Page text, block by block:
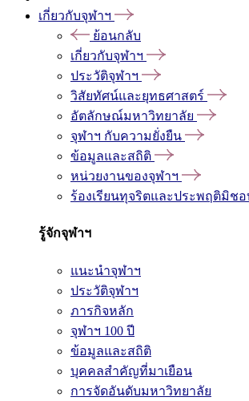
เกี่ยวกับจุฬาฯ
ย้อนกลับ
เกี่ยวกับจุฬาฯ
ประวัติจุฬาฯ
วิสัยทัศน์และยุทธศาสตร์
อัตลักษณ์มหาวิทยาลัย
จุฬาฯ กับความยั่งยืน
ข้อมูลและสถิติ
หน่วยงานของจุฬาฯ
ร้องเรียนทุจริตและประพฤติมิชอ
รู้จักจุฬาฯ
แนะนำจุฬาฯ
ประวัติจุฬาฯ
ภารกิจหลัก
จุฬาฯ 100 ปี
ข้อมูลและสถิติ
บุคคลสำคัญที่มาเยือน
การจัดอันดับมหาวิทยาลัย